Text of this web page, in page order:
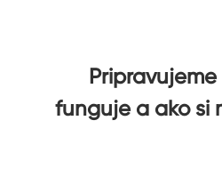
funguje a ako si